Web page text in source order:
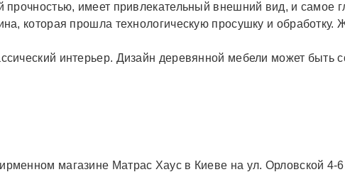
имеет привлекательный внешний вид, и самое
которая прошла технологическую просушку и обработку.
интерьер. Дизайн деревянной мебели может
магазине Матрас Хаус в Киеве на ул. Орловской 4-